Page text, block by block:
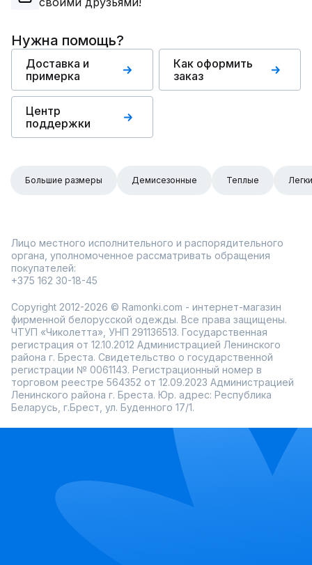
Нужна помощь?
Доставка и
примерка
Как оформить
заказ
Центр
поддержки
Большие размеры Демисезонные Теплые
Лицо местного исполнительного и распорядительного
органа, уполномоченное рассматривать обращения
покупателей:
+375 162 30-18-45
Copyright 2012-2026 © Ramonki.com - интернет-магазин
фирменной белорусской одежды. Все права защищены.
ЧТУП «Чиколетта», УНП 291136513. Государственная
регистрация от 12.10.2012 Администрацией Ленинского
района г. Бреста. Свидетельство о государственной
регистрации № 0061143. Регистрационный номер в
торговом реестре 564352 от 12.09.2023 Администрацией
Ленинского района г. Бреста. Юр. адрес: Республика
Беларусь, г.Брест, ул. Буденного 17/1.